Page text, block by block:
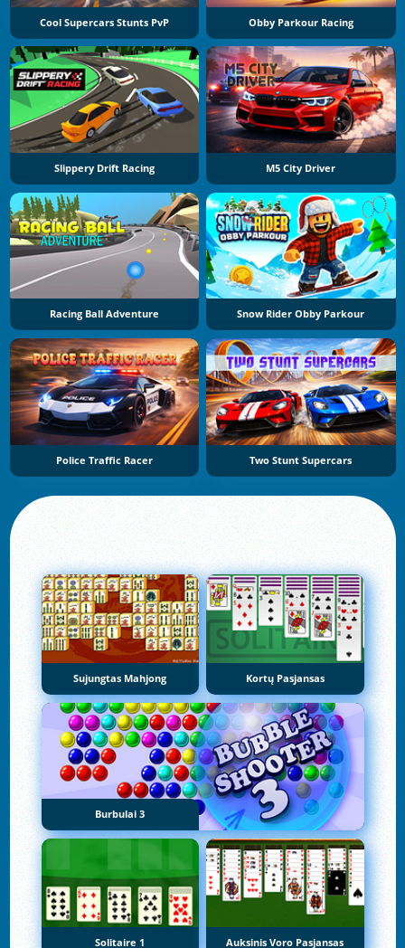
Cool Supercars Stunts PvP Obby Parkour Racing
Slippery Drift Racing M5 City Driver
Racing Ball Adventure Snow Rider Obby Parkour
Police Traffic Racer Two Stunt Supercars
Sujungtas Mahjong Kortų Pasjansas
Burbulai 3
Solitaire 1 Auksinis Voro Pasjansas